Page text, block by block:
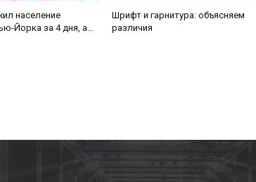
население
Йорка за 4 дня, а
Шрифт и гарнитура: объясняем
различия